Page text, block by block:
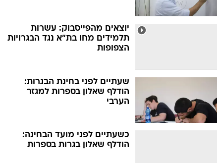
יוצאים מהפייסבוק: עשרות
תלמידים מחו בת"א נגד הבגרויות
הצפופות
שעתיים לפני בחינת הבגרות:
הודלף שאלון בספרות למגזר
הערבי
כשעתיים לפני מועד הבחינה:
הודלף שאלון בגרות בספרות